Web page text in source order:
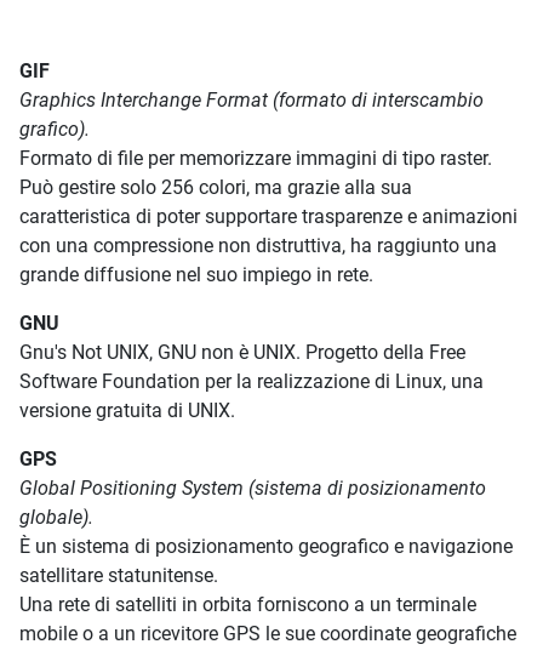
GIF
Graphics Interchange Format (formato di interscambio
grafico).
Formato di file per memorizzare immagini di tipo raster.
Può gestire solo 256 colori, ma grazie alla sua
caratteristica di poter supportare trasparenze e animazioni
con una compressione non distruttiva, ha raggiunto una
grande diffusione nel suo impiego in rete.
GNU
Gnu's Not UNIX, GNU non è UNIX. Progetto della Free
Software Foundation per la realizzazione di Linux, una
versione gratuita di UNIX.
GPS
Global Positioning System (sistema di posizionamento
globale).
È un sistema di posizionamento geografico e navigazione
satellitare statunitense.
Una rete di satelliti in orbita forniscono a un terminale
mobile o a un ricevitore GPS le sue coordinate geografiche